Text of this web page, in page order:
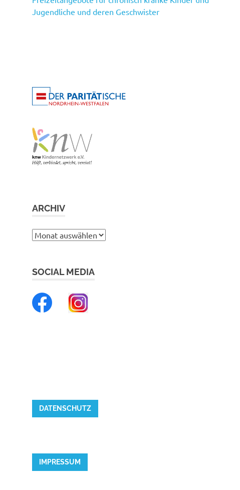
Jugendliche und deren Geschwister
ARCHIV
Archiv
SOCIAL MEDIA
DATENSCHUTZ
IMPRESSUM